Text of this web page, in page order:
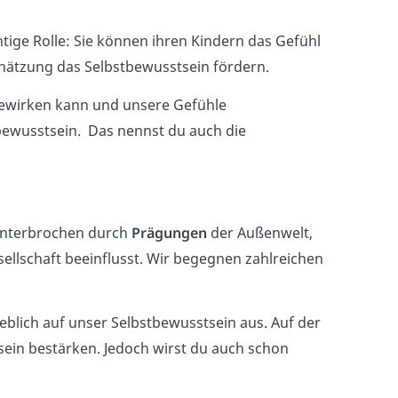
Rolle: Sie können ihren Kindern das Gefühl
das Selbstbewusstsein fördern.
kann und unsere Gefühle
Das nennst du auch die
durch Prägungen der Außenwelt,
beeinflusst. Wir begegnen zahlreichen
auf unser Selbstbewusstsein aus. Auf der
bestärken. Jedoch wirst du auch schon